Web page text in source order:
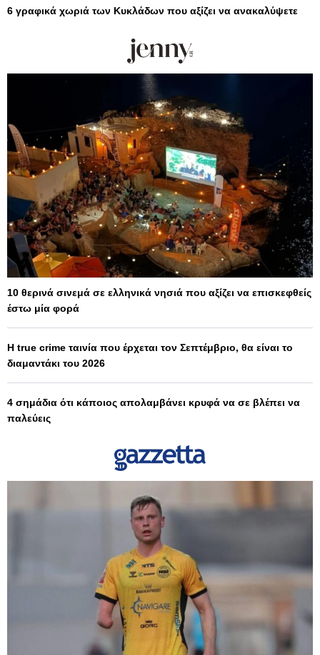
6 γραφικά χωριά των Κυκλάδων που αξίζει να ανακαλύψετε
10 θερινά σινεμά σε ελληνικά νησιά που αξίζει να επισκεφθείς
έστω μία φορά
Η true crime ταινία που έρχεται τον Σεπτέμβριο, θα είναι το
διαμαντάκι του 2026
4 σημάδια ότι κάποιος απολαμβάνει κρυφά να σε βλέπει να
παλεύεις